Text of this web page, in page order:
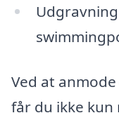
Ved at
får du ikke